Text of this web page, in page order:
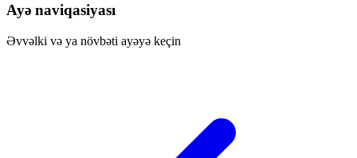
Ayə naviqasiyası
Əvvəlki və ya növbəti ayəyə keçin